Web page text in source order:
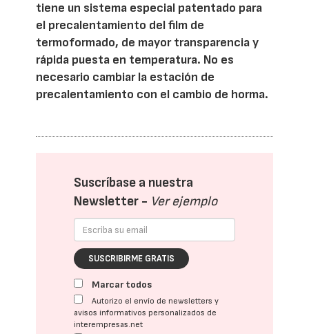
tiene un sistema especial patentado para
el precalentamiento del film de
termoformado, de mayor transparencia y
rápida puesta en temperatura. No es
necesario cambiar la estación de
precalentamiento con el cambio de horma.
Suscríbase a nuestra
Newsletter - Ver ejemplo
SUSCRIBIRME GRATIS
Marcar todos
Autorizo el envío de newsletters y
avisos informativos personalizados de
interempresas.net